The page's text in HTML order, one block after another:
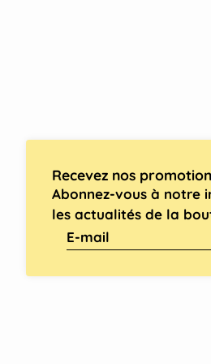
Recevez nos
Abonnez-vous à notre
les actualités de la
E-mail
Ce site est protégé par